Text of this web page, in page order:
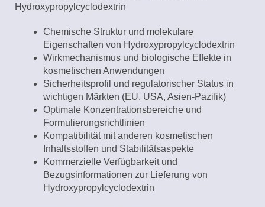
Hydroxypropylcyclodextrin
Chemische Struktur und molekulare
Eigenschaften von Hydroxypropylcyclodextrin
Wirkmechanismus und biologische Effekte in
kosmetischen Anwendungen
Sicherheitsprofil und regulatorischer Status in
wichtigen Märkten (EU, USA, Asien-Pazifik)
Optimale Konzentrationsbereiche und
Formulierungsrichtlinien
Kompatibilität mit anderen kosmetischen
Inhaltsstoffen und Stabilitätsaspekte
Kommerzielle Verfügbarkeit und
Bezugsinformationen zur Lieferung von
Hydroxypropylcyclodextrin